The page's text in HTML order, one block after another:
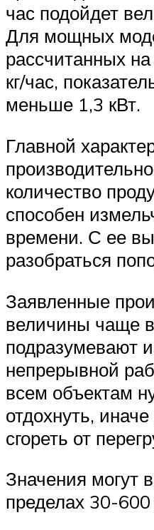
час подойдет
Для мощных
рассчитанных
кг/час,
меньше 1,3 кВт.
Главной
количество
способен
времени. С ее
разобраться
Заявленные
величины чаще
подразумевают
непрерывной
всем объектам
отдохнуть,
сгореть от
Значения могут
пределах 30-600